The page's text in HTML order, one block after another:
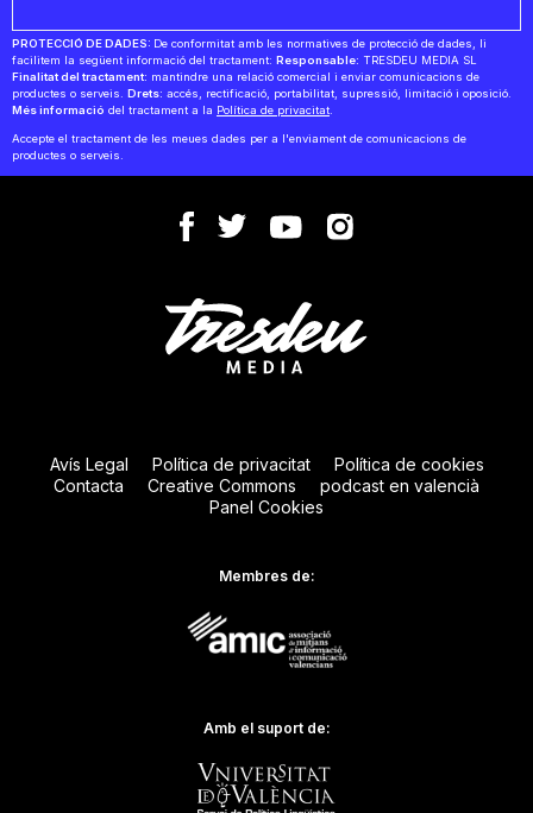
PROTECCIÓ DE DADES: De conformitat amb les normatives de protecció de dades, li
facilitem la següent informació del tractament: Responsable: TRESDEU MEDIA SL
Finalitat del tractament: mantindre una relació comercial i enviar comunicacions de
productes o serveis. Drets: accés, rectificació, portabilitat, supressió, limitació i oposició.
Més informació del tractament a la Política de privacitat.
Accepte el tractament de les meues dades per a l'enviament de comunicacions de
productes o serveis.
Avís Legal Política de privacitat
Política de cookies
Contacta
Creative Commons
podcast en valencià
Panel Cookies
Membres de:
Amb el suport de: